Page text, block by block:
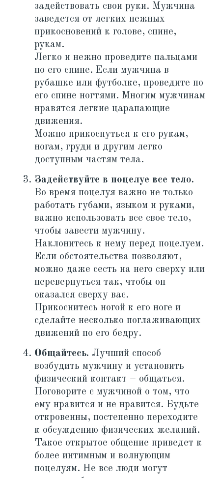
задействовать свои руки. Мужчина
заведется от легких нежных
прикосновений к голове, спине,
рукам.
Легко и нежно проведите пальцами
по его спине. Если мужчина в
рубашке или футболке, проведите по
его спине ногтями. Многим мужчинам
нравятся легкие царапающие
движения.
Можно прикоснуться к его рукам,
ногам, груди и другим легко
доступным частям тела.
Задействуйте в поцелуе все тело.
Во время поцелуя важно не только
работать губами, языком и руками,
важно использовать все свое тело,
чтобы завести мужчину.
Наклонитесь к нему перед поцелуем.
Если обстоятельства позволяют,
можно даже сесть на него сверху или
перевернуться так, чтобы он
оказался сверху вас.
Прикоснитесь ногой к его ноге и
сделайте несколько поглаживающих
движений по его бедру.
Общайтесь. Лучший способ
возбудить мужчину и установить
физический контакт – общаться.
Поговорите с мужчиной о том, что
ему нравится и не нравится. Будьте
откровенны, постепенно переходите
к обсуждению физических желаний.
Такое открытое общение приведет к
более интимным и волнующим
поцелуям. Не все люди могут